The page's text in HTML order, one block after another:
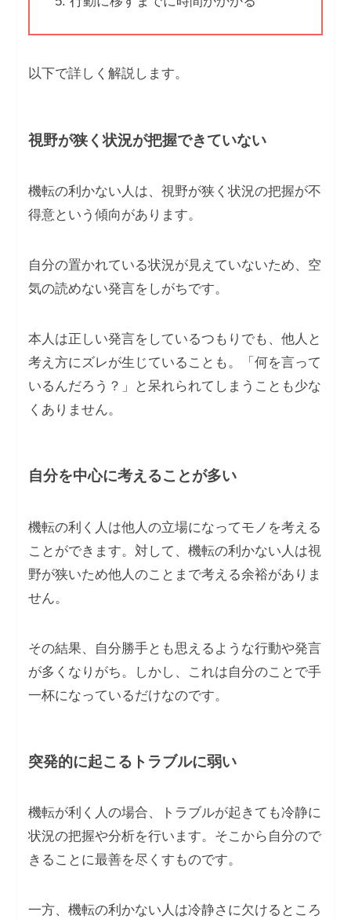
以下で詳しく解説します。
視野が狭く状況が把握できていない
機転の利かない人は、視野が狭く状況の把握が不
得意という傾向があります。
自分の置かれている状況が見えていないため、空
気の読めない発言をしがちです。
本人は正しい発言をしているつもりでも、他人と
考え方にズレが生じていることも。「何を言って
いるんだろう？」と呆れられてしまうことも少な
くありません。
自分を中心に考えることが多い
機転の利く人は他人の立場になってモノを考える
ことができます。対して、機転の利かない人は視
野が狭いため他人のことまで考える余裕がありま
せん。
その結果、自分勝手とも思えるような行動や発言
が多くなりがち。しかし、これは自分のことで手
一杯になっているだけなのです。
突発的に起こるトラブルに弱い
機転が利く人の場合、トラブルが起きても冷静に
状況の把握や分析を行います。そこから自分ので
きることに最善を尽くすものです。
一方、機転の利かない人は冷静さに欠けるところ